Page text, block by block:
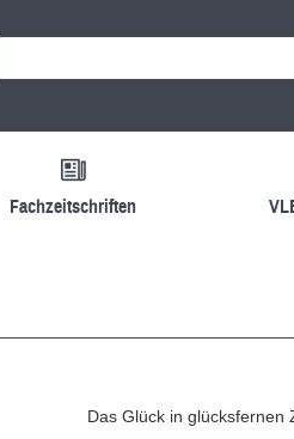
Fachzeitschriften
Das Glück in glücksfernen